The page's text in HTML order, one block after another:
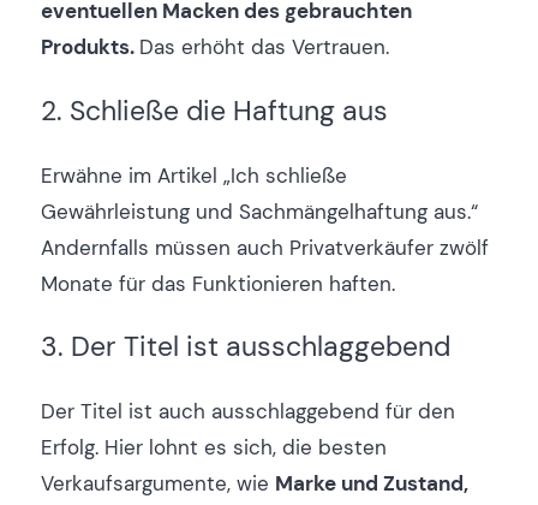
eventuellen Macken des gebrauchten
Produkts. Das erhöht das Vertrauen.
2. Schließe die Haftung aus
Erwähne im Artikel „Ich schließe
Gewährleistung und Sachmängelhaftung aus.“
Andernfalls müssen auch Privatverkäufer zwölf
Monate für das Funktionieren haften.
3. Der Titel ist ausschlaggebend
Der Titel ist auch ausschlaggebend für den
Erfolg. Hier lohnt es sich, die besten
Verkaufsargumente, wie Marke und Zustand,